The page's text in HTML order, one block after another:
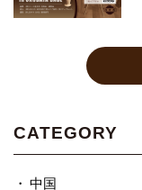
CATEGORY
中国